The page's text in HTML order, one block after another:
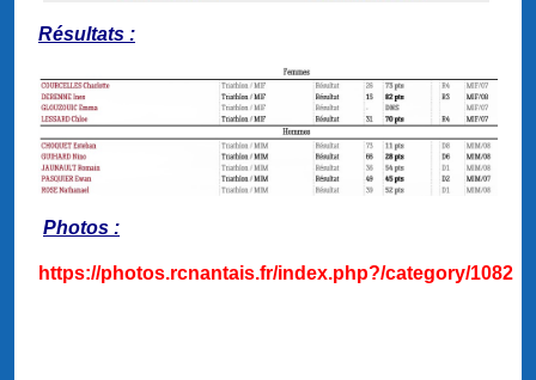
Résultats :
Photos :
https://photos.rcnantais.fr/index.php?/category/1082